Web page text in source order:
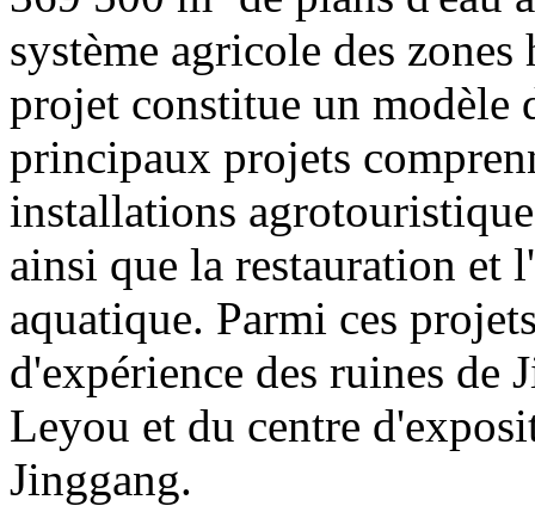
système agricole des
projet constitue un modèle
principaux projets
installations
ainsi que la restauration et
aquatique. Parmi ces
d'expérience des ruines de
Leyou et du centre
Jinggang.